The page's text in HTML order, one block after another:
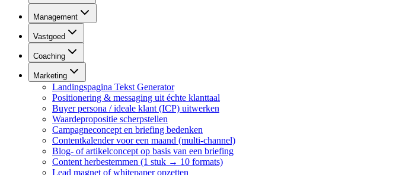
Management
Vastgoed
Coaching
Marketing
Landingspagina Tekst Generator
Positionering & messaging uit échte klanttaal
Buyer persona / ideale klant (ICP) uitwerken
Waardepropositie scherpstellen
Campagneconcept en briefing bedenken
Contentkalender voor een maand (multi-channel)
Blog- of artikelconcept op basis van een briefing
Content herbestemmen (1 stuk → 10 formats)
Lead magnet of whitepaper opzetten